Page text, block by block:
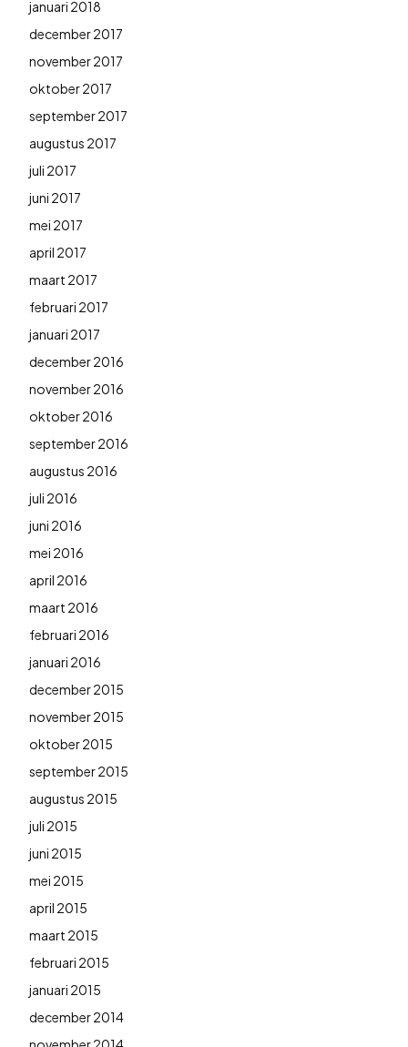
januari 2018
december 2017
november 2017
oktober 2017
september 2017
augustus 2017
juli 2017
juni 2017
mei 2017
april 2017
maart 2017
februari 2017
januari 2017
december 2016
november 2016
oktober 2016
september 2016
augustus 2016
juli 2016
juni 2016
mei 2016
april 2016
maart 2016
februari 2016
januari 2016
december 2015
november 2015
oktober 2015
september 2015
augustus 2015
juli 2015
juni 2015
mei 2015
april 2015
maart 2015
februari 2015
januari 2015
december 2014